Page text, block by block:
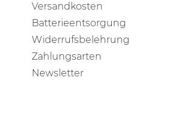
Versandkosten
Batterieentsorgung
Widerrufsbelehrung
Zahlungsarten
Newsletter